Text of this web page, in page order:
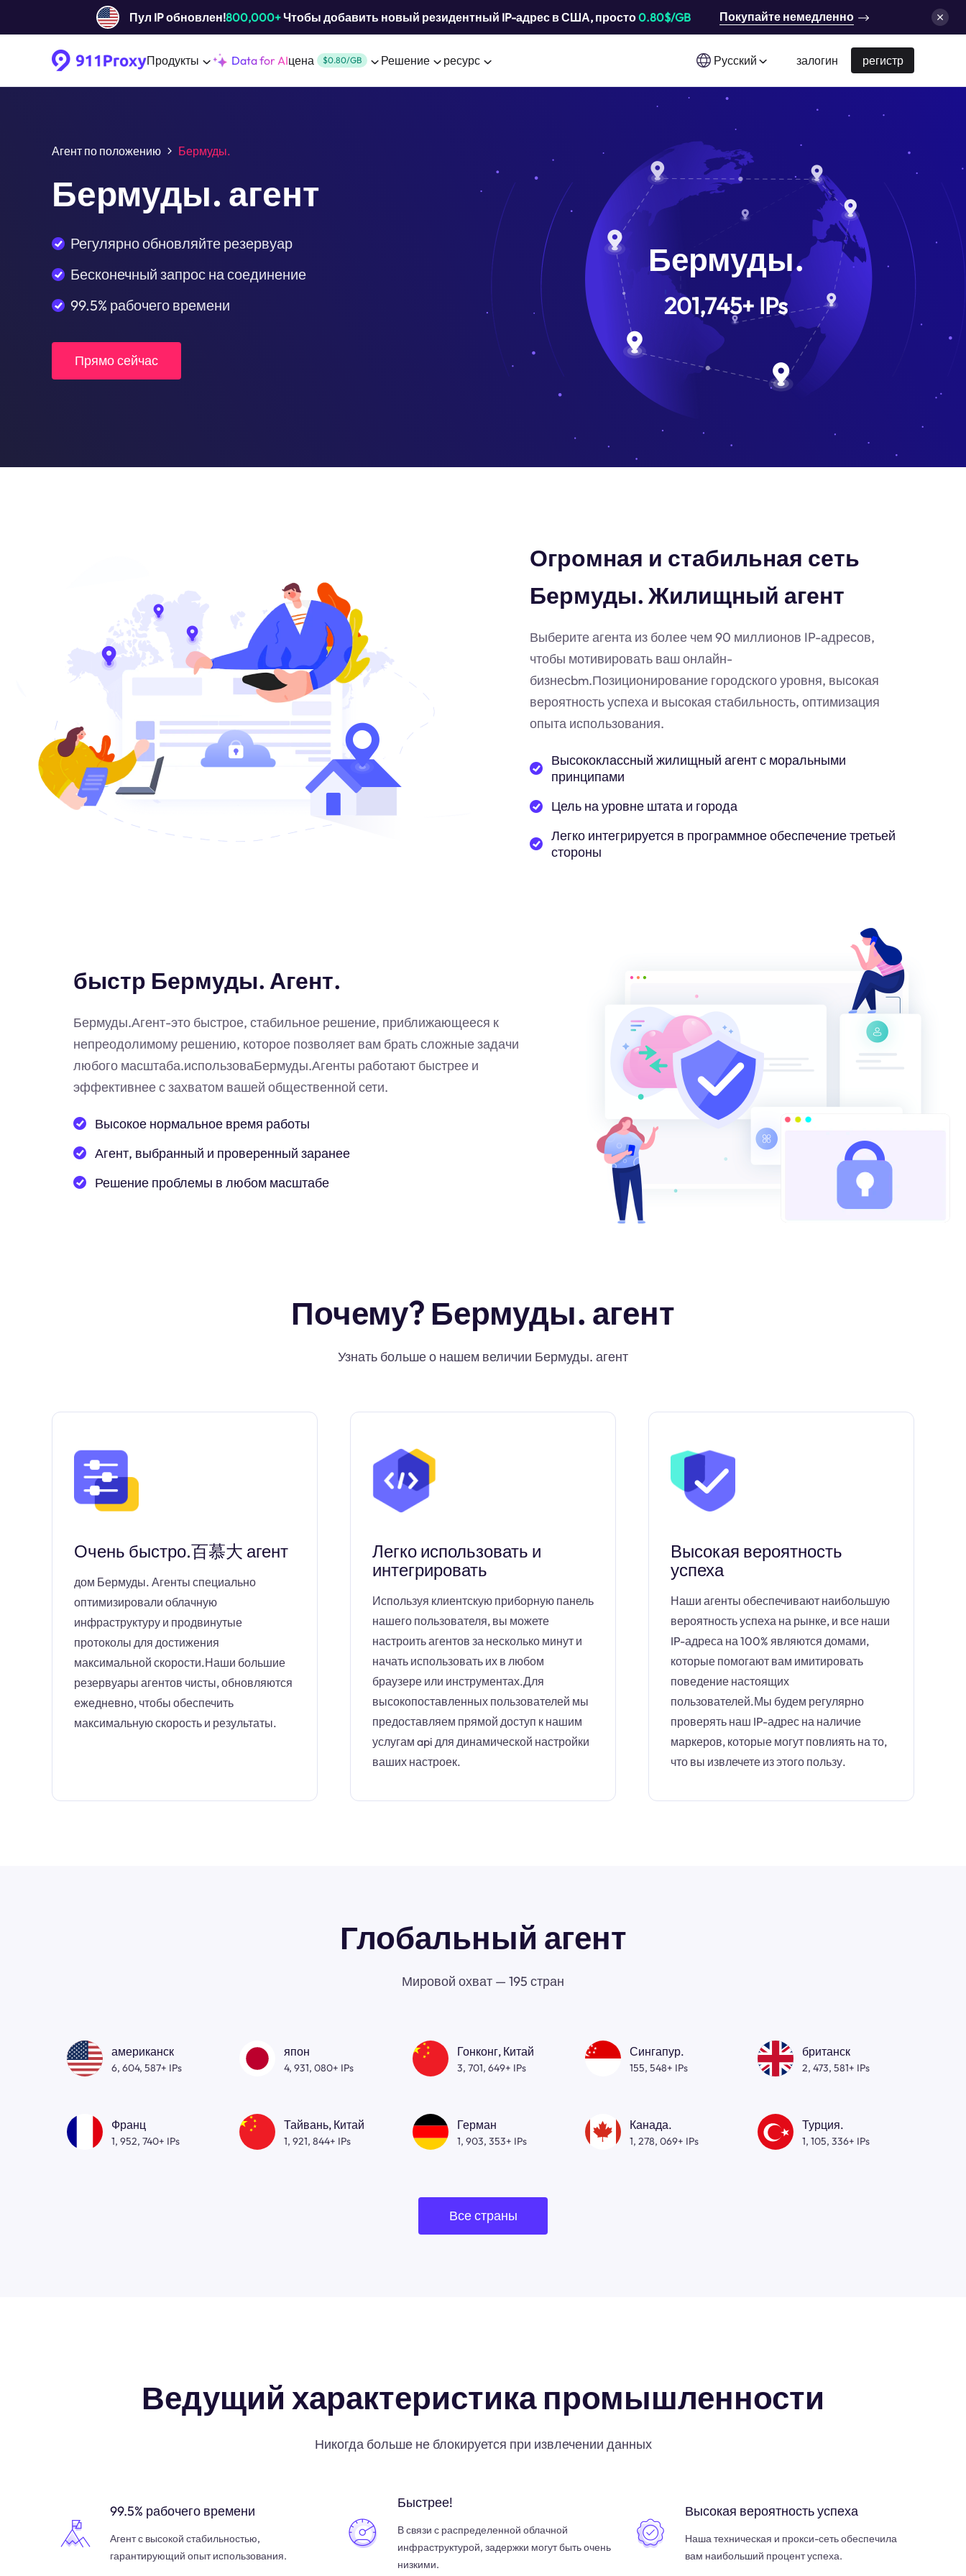
Пул IP обновлен!800,000+Чтобы добавить новый резидентный IP-адрес в США, просто0.80$/GB Покупайте немедленно
Продукты Data for AIцена $0.80/GB Решение ресурс Русский залогин регистр
Агент по положению Бермуды.
Бермуды. агент
Регулярно обновляйте резервуар
Бесконечный запрос на соединение
99.5% рабочего времени
Прямо сейчас
Бермуды.
201,745+IPs
Огромная и стабильная сеть
Бермуды. Жилищный агент
Выберите агента из более чем 90 миллионов IP-адресов,
чтобы мотивировать ваш онлайн-
бизнесbm.Позиционирование городского уровня, высокая
вероятность успеха и высокая стабильность, оптимизация
опыта использования.
Высококлассный жилищный агент с моральными
принципами
Цель на уровне штата и города
Легко интегрируется в программное обеспечение третьей
стороны
быстр Бермуды. Агент.
Бермуды.Агент-это быстрое, стабильное решение, приближающееся к
непреодолимому решению, которое позволяет вам брать сложные задачи
любого масштаба.использоваБермуды.Агенты работают быстрее и
эффективнее с захватом вашей общественной сети.
Высокое нормальное время работы
Агент, выбранный и проверенный заранее
Решение проблемы в любом масштабе
Почему? Бермуды. агент
Узнать больше о нашем величии Бермуды. агент
Очень быстро.百慕大 агент
дом Бермуды. Агенты специально
оптимизировали облачную
инфраструктуру и продвинутые
протоколы для достижения
максимальной скорости.Наши большие
резервуары агентов чисты, обновляются
ежедневно, чтобы обеспечить
максимальную скорость и результаты.
Легко использовать и
интегрировать
Используя клиентскую приборную панель
нашего пользователя, вы можете
настроить агентов за несколько минут и
начать использовать их в любом
браузере или инструментах.Для
высокопоставленных пользователей мы
предоставляем прямой доступ к нашим
услугам api для динамической настройки
ваших настроек.
Высокая вероятность
успеха
Наши агенты обеспечивают наибольшую
вероятность успеха на рынке, и все наши
IP-адреса на 100% являются домами,
которые помогают вам имитировать
поведение настоящих
пользователей.Мы будем регулярно
проверять наш IP-адрес на наличие
маркеров, которые могут повлиять на то,
что вы извлечете из этого пользу.
Глобальный агент
Мировой охват — 195 стран
американск
6, 604, 587+ IPs
япон
4, 931, 080+ IPs
Гонконг, Китай
3, 701, 649+ IPs
Сингапур.
155, 548+ IPs
британск
2, 473, 581+ IPs
Франц
1, 952, 740+ IPs
Тайвань, Китай
1, 921, 844+ IPs
Герман
1, 903, 353+ IPs
Канада.
1, 278, 069+ IPs
Турция.
1, 105, 336+ IPs
Все страны
Ведущий характеристика промышленности
Никогда больше не блокируется при извлечении данных
99.5% рабочего времени
Агент с высокой стабильностью,
гарантирующий опыт использования.
Быстрее!
В связи с распределенной облачной
инфраструктурой, задержки могут быть очень
низкими.
Высокая вероятность успеха
Наша техническая и прокси-сеть обеспечила
вам наибольший процент успеха.